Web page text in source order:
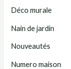
Déco murale
Nain de jardin
Nouveautés
Numero maison